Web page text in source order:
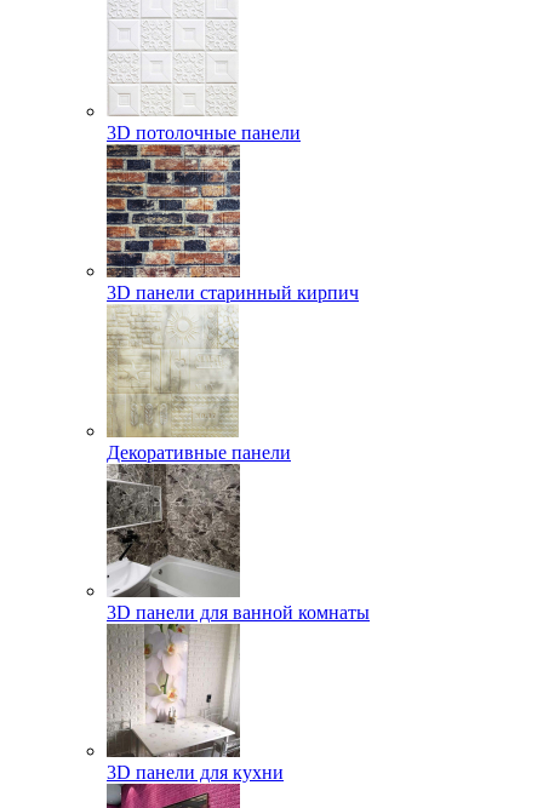
3D потолочные панели
3D панели старинный кирпич
Декоративные панели
3D панели для ванной комнаты
3D панели для кухни